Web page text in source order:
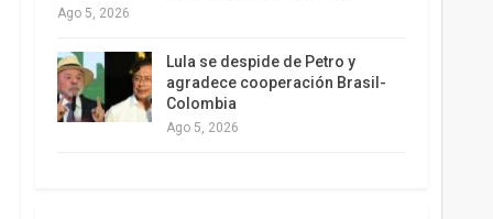
Ago 5, 2026
Lula se despide de Petro y
agradece cooperación Brasil-
Colombia
Ago 5, 2026